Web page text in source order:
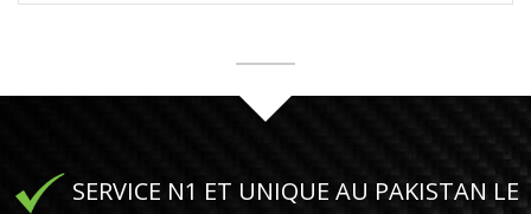
SERVICE N1 ET UNIQUE AU PAKISTAN LE